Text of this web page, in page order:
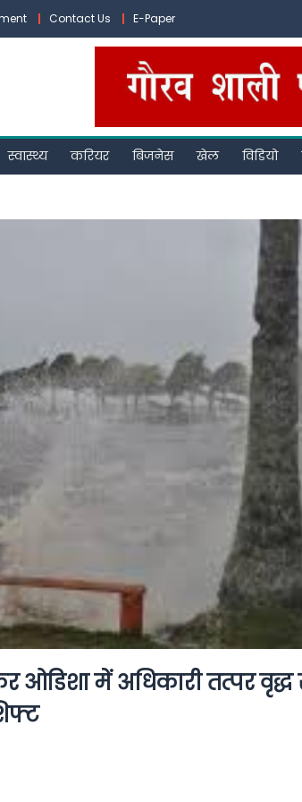
Contact Us E-Paper
स्वास्थ्य करियर बिजनेस खेल विडियो
ओडिशा में अधिकारी तत्पर